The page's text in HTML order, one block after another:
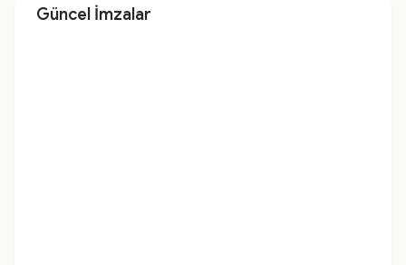
Güncel İmzalar